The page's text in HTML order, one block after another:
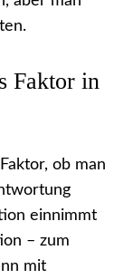
Faktor in
ob man
einnimmt
– zum
mit